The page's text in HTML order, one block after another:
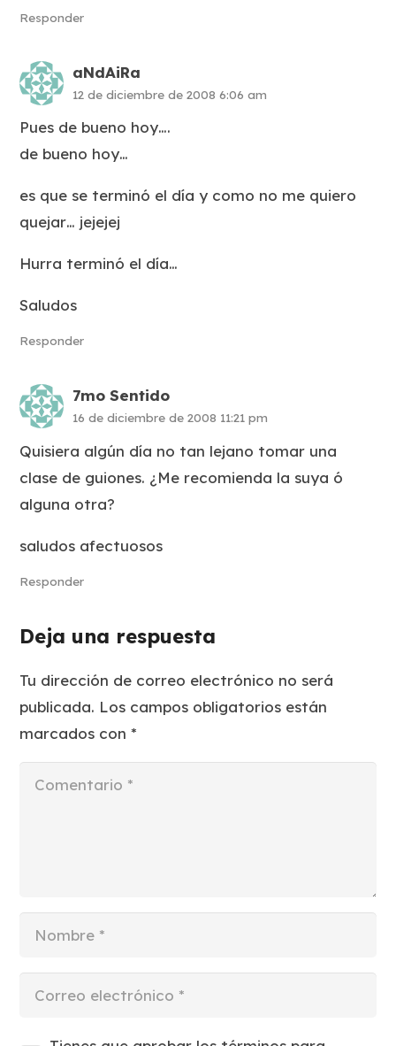
Responder
aNdAiRa
12 de diciembre de 2008 6:06 am
Pues de bueno hoy….
de bueno hoy…
es que se terminó el día y como no me quiero
quejar… jejejej
Hurra terminó el día…
Saludos
Responder
7mo Sentido
16 de diciembre de 2008 11:21 pm
Quisiera algún día no tan lejano tomar una
clase de guiones. ¿Me recomienda la suya ó
alguna otra?
saludos afectuosos
Responder
Deja una respuesta
Tu dirección de correo electrónico no será
publicada. Los campos obligatorios están
marcados con*